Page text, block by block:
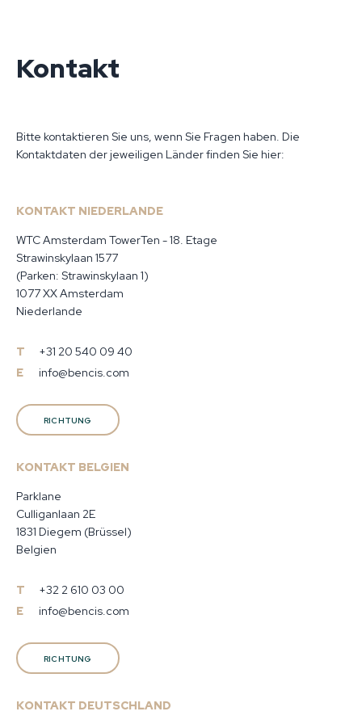
Kontakt
Bitte kontaktieren Sie uns, wenn Sie Fragen haben. Die
Kontaktdaten der jeweiligen Länder finden Sie hier:
KONTAKT NIEDERLANDE
WTC Amsterdam TowerTen - 18. Etage
Strawinskylaan 1577
(Parken: Strawinskylaan 1)
1077 XX Amsterdam
Niederlande
T
+31 20 540 09 40
E
info@bencis.com
RICHTUNG
KONTAKT BELGIEN
Parklane
Culliganlaan 2E
1831 Diegem (Brüssel)
Belgien
T
+32 2 610 03 00
E
info@bencis.com
RICHTUNG
KONTAKT DEUTSCHLAND